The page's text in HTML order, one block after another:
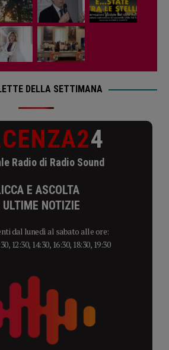
DELLA SETTIMANA
4
Radio di Radio Sound
E ASCOLTA
ULTIME NOTIZIE
dal lunedì al sabato alle ore:
12:30, 14:30, 16:30, 18:30, 19:30